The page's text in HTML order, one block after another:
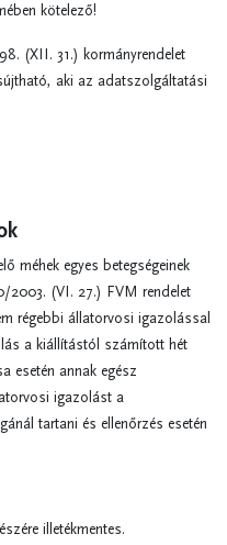
kötelező!
(XII. 31.) kormányrendelet
aki az adatszolgáltatási
méhek egyes betegségeinek
2003. (VI. 27.) FVM rendelet
régebbi állatorvosi igazolással
a kiállítástól számított hét
esetén annak egész
igazolást a
tartani és ellenőrzés esetén
illetékmentes.